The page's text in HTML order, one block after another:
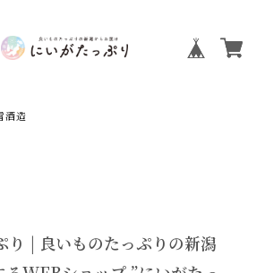
酒造
り | 良いものたっぷりの新潟